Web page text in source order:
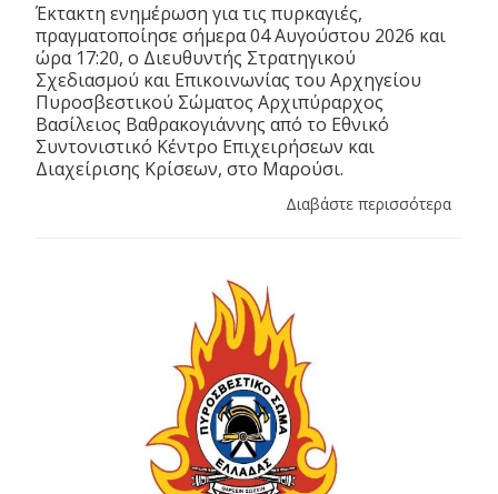
Έκτακτη ενημέρωση για τις πυρκαγιές,
πραγματοποίησε σήμερα 04 Αυγούστου 2026 και
ώρα 17:20, ο Διευθυντής Στρατηγικού
Σχεδιασμού και Επικοινωνίας του Αρχηγείου
Πυροσβεστικού Σώματος Αρχιπύραρχος
Βασίλειος Βαθρακογιάννης από το Εθνικό
Συντονιστικό Κέντρο Επιχειρήσεων και
Διαχείρισης Κρίσεων, στο Μαρούσι.
Διαβάστε περισσότερα